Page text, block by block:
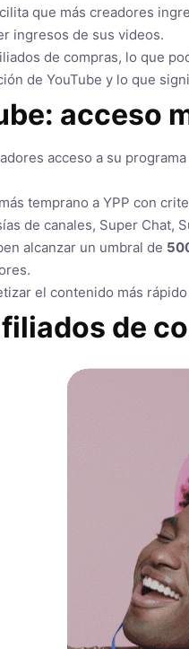
que más creadores
ingresos de sus videos.
de compras, lo que
de YouTube y lo que
acceso
acceso a su
temprano a YPP con
de canales, Super Chat,
alcanzar un umbral de
el contenido más
de